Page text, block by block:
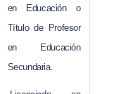
en Educación o
Título de Profesor
en Educación
Secundaria.